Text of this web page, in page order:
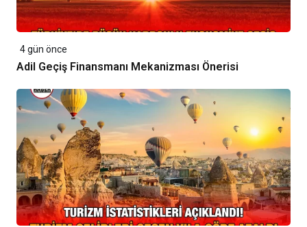
4 gün önce
Adil Geçiş Finansmanı Mekanizması Önerisi